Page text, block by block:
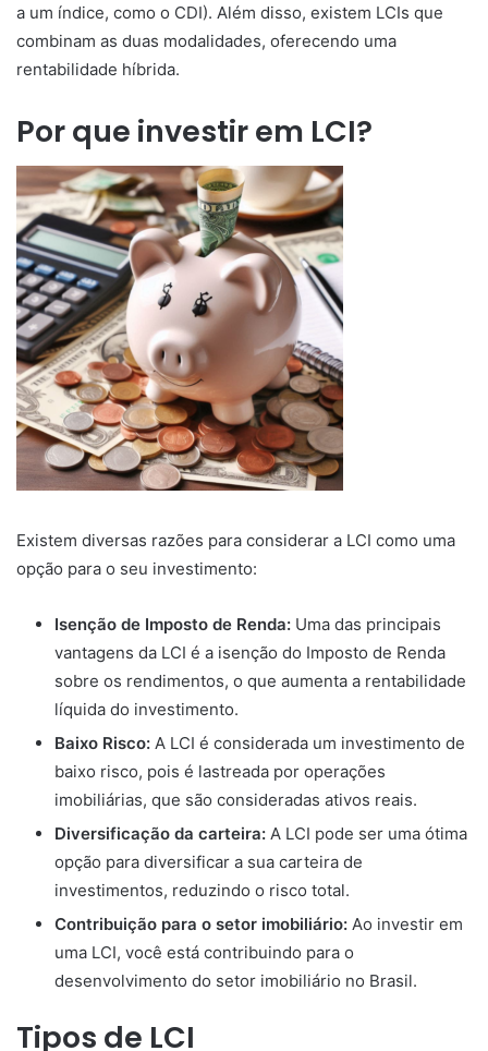
a um índice, como o CDI). Além disso, existem LCIs que
combinam as duas modalidades, oferecendo uma
rentabilidade híbrida.
Por que investir em LCI?
Existem diversas razões para considerar a LCI como uma
opção para o seu investimento:
Isenção de Imposto de Renda: Uma das principais
vantagens da LCI é a isenção do Imposto de Renda
sobre os rendimentos, o que aumenta a rentabilidade
líquida do investimento.
Baixo Risco: A LCI é considerada um investimento de
baixo risco, pois é lastreada por operações
imobiliárias, que são consideradas ativos reais.
Diversificação da carteira: A LCI pode ser uma ótima
opção para diversificar a sua carteira de
investimentos, reduzindo o risco total.
Contribuição para o setor imobiliário: Ao investir em
uma LCI, você está contribuindo para o
desenvolvimento do setor imobiliário no Brasil.
Tipos de LCI